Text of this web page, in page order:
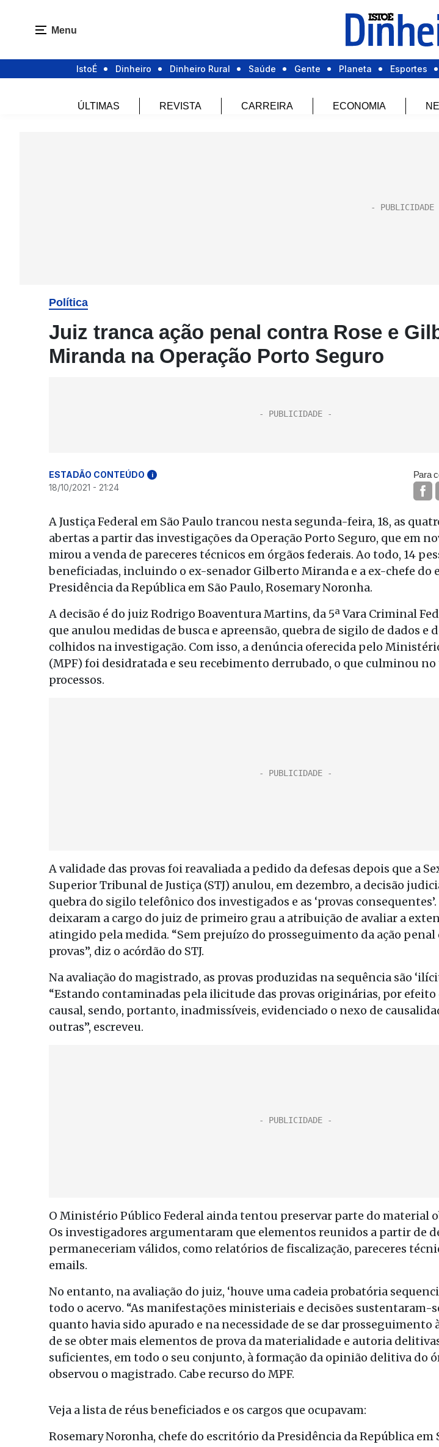
Menu
IstoÉ Dinheiro Dinheiro Rural Saúde Gente Planeta Esportes
ÚLTIMAS REVISTA CARREIRA ECONOMIA
Política
Juiz tranca ação penal contra Rose e
Miranda na Operação Porto Seguro
ESTADÃO CONTEÚDO i
18/10/2021 - 21:24
Para
A Justiça Federal em São Paulo trancou nesta segunda-feira, 18, as
abertas a partir das investigações da Operação Porto Seguro, que em
mirou a venda de pareceres técnicos em órgãos federais. Ao todo, 14
beneficiadas, incluindo o ex-senador Gilberto Miranda e a ex-chefe do
Presidência da República em São Paulo, Rosemary Noronha.
A decisão é do juiz Rodrigo Boaventura Martins, da 5ª Vara Criminal
que anulou medidas de busca e apreensão, quebra de sigilo de dados e
colhidos na investigação. Com isso, a denúncia oferecida pelo
(MPF) foi desidratada e seu recebimento derrubado, o que culminou
processos.
A validade das provas foi reavaliada a pedido da defesas depois que a
Superior Tribunal de Justiça (STJ) anulou, em dezembro, a decisão
quebra do sigilo telefônico dos investigados e as ‘provas
deixaram a cargo do juiz de primeiro grau a atribuição de avaliar a
atingido pela medida. “Sem prejuízo do prosseguimento da ação penal
provas”, diz o acórdão do STJ.
Na avaliação do magistrado, as provas produzidas na sequência são
“Estando contaminadas pela ilicitude das provas originárias, por efeito
causal, sendo, portanto, inadmissíveis, evidenciado o nexo de
outras”, escreveu.
O Ministério Público Federal ainda tentou preservar parte do material
Os investigadores argumentaram que elementos reunidos a partir de
permaneceriam válidos, como relatórios de fiscalização, pareceres
emails.
No entanto, na avaliação do juiz, ‘houve uma cadeia probatória
todo o acervo. “As manifestações ministeriais e decisões sustentaram-
quanto havia sido apurado e na necessidade de se dar prosseguimento
de se obter mais elementos de prova da materialidade e autoria
suficientes, em todo o seu conjunto, à formação da opinião delitiva do
observou o magistrado. Cabe recurso do MPF.
Veja a lista de réus beneficiados e os cargos que ocupavam:
Rosemary Noronha, chefe do escritório da Presidência da República em